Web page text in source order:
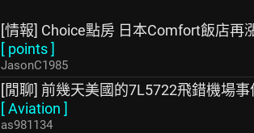
[情報] Choice點房 日本Comfort飯店再
[ points]
JasonC1985
[閒聊] 前幾天美國的7L5722飛錯機場事
[Aviation ]
as981134